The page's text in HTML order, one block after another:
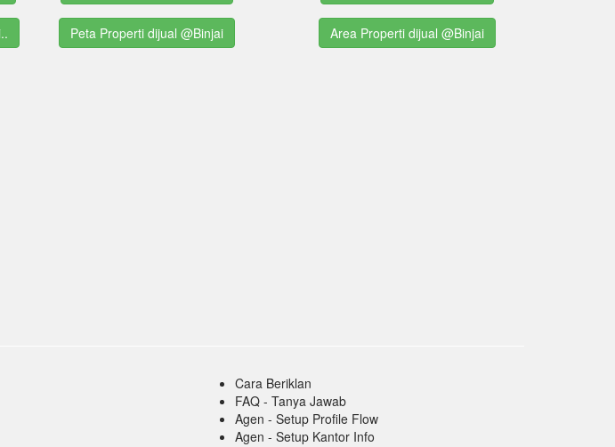
Peta Properti dijual @Binjai Area Properti dijual @Binjai
Cara Beriklan
FAQ - Tanya Jawab
Agen - Setup Profile Flow
Agen - Setup Kantor Info